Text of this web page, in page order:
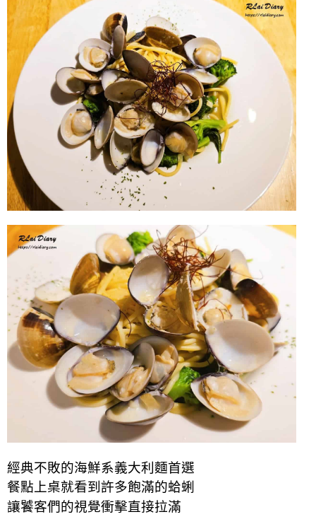
經典不敗的海鮮系義大利麵首選
餐點上桌就看到許多飽滿的蛤蜊
讓饕客們的視覺衝擊直接拉滿